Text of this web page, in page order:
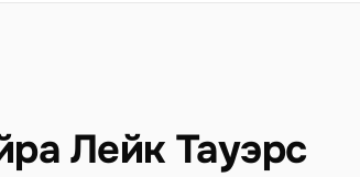
Лейк Тауэрс